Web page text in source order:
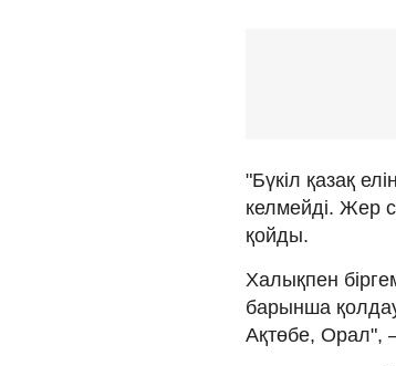
"Бүкіл қазақ
келмейді. Жер
қойды.
Халықпен
барынша
Ақтөбе, Орал",